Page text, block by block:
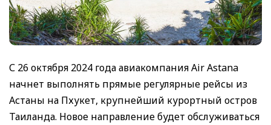
С 26 октября 2024 года авиакомпания Air Astana
начнет выполнять прямые регулярные рейсы из
Астаны на Пхукет, крупнейший курортный остров
Таиланда. Новое направление будет обслуживаться